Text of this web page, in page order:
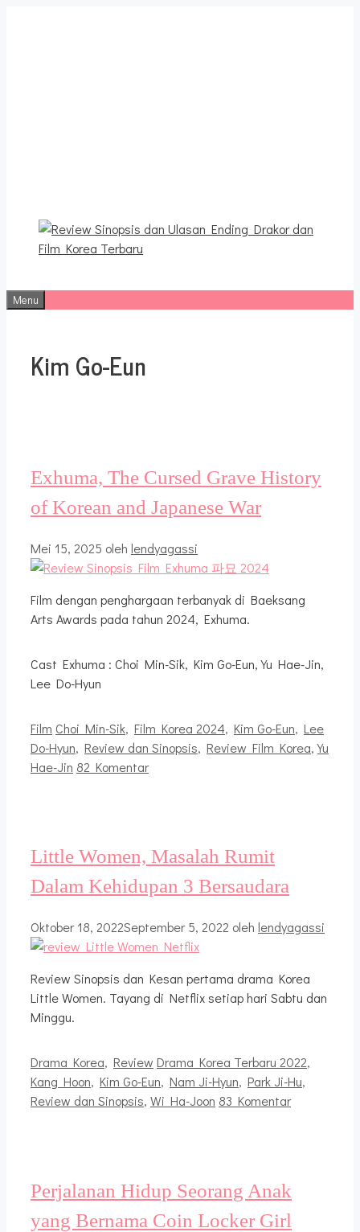
Menu
Kim Go-Eun
Exhuma, The Cursed Grave History
of Korean and Japanese War
Mei 15, 2025 oleh lendyagassi
Film dengan penghargaan terbanyak di Baeksang
Arts Awards pada tahun 2024, Exhuma.
Cast Exhuma : Choi Min-Sik, Kim Go-Eun, Yu Hae-Jin,
Lee Do-Hyun
Kategori
Film Tag
Choi Min-Sik, Film Korea 2024, Kim Go-Eun, Lee
Do-Hyun, Review dan Sinopsis, Review Film Korea,Yu
Hae-Jin 82 Komentar
Little Women, Masalah Rumit
Dalam Kehidupan 3 Bersaudara
Oktober 18, 2022September 5, 2022 oleh lendyagassi
Review Sinopsis dan Kesan pertama drama Korea
Little Women. Tayang di Netflix setiap hari Sabtu dan
Minggu.
Kategori
Drama Korea, Review Tag
Drama Korea Terbaru 2022,
Kang Hoon, Kim Go-Eun, Nam Ji-Hyun, Park Ji-Hu,
Review dan Sinopsis, Wi Ha-Joon 83 Komentar
Perjalanan Hidup Seorang Anak
yang Bernama Coin Locker Girl